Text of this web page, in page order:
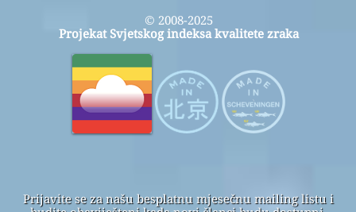
© 2008-2025
Projekat Svjetskog indeksa kvalitete zraka
Prijavite se za našu besplatnu mjesečnu mailing listu i